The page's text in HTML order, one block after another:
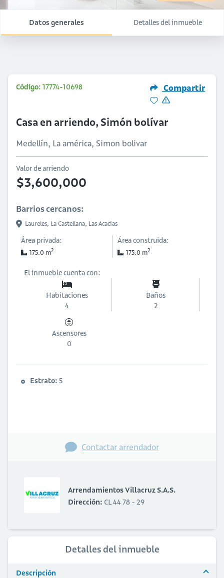
Datos generales Detalles del inmueble
Código: 17774-10698 Compartir
Casa en arriendo, Simón bolívar
Medellín, La américa, Simon bolivar
Valor de arriendo
$3,600,000
Barrios cercanos:
Laureles, La Castellana, Las Acacias
Área privada:
175.0 m2
Área construida:
175.0 m2
El inmueble cuenta con:
Habitaciones
4
Baños
2
Ascensores
0
Estrato: 5
Contactar arrendador
Arrendamientos Villacruz S.A.S.
Dirección: CL 44 78 - 29
Detalles del inmueble
Descripción